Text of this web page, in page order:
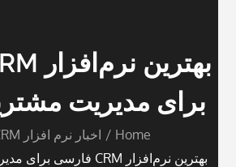
برای مدیریت مشتریان
Home
اخبار نرم افزار CRM آریا
بهترین نرم‌افزار CRM فارسی برای مدیریت مشتریان 1404